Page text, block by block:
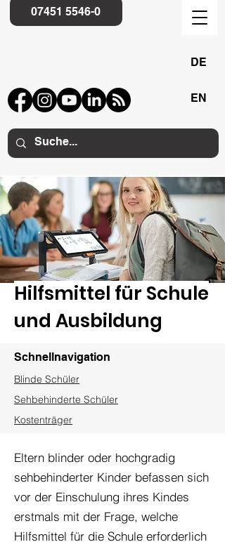
07451 5546-0
DE
EN
Hilfsmittel für Schule
und Ausbildung
Schnellnavigation
Blinde Schüler
Sehbehinderte Schüler
Kostenträger
Eltern blinder oder hochgradig
sehbehinderter Kinder befassen sich
vor der Einschulung ihres Kindes
erstmals mit der Frage, welche
Hilfsmittel für die Schule erforderlich